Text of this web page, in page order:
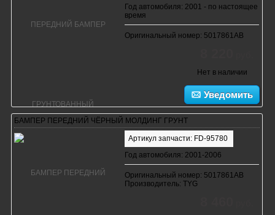
Год автомобиля: 2001 - по настоящее
время
Оригинальный номер: 5017861AB
Нет в наличии
Уведомить
БАМПЕР ПЕРЕДНИЙ ЧЁРНЫЙ МОЛДИНГ ГРУНТ
Артикул запчасти: FD-95780
Год автомобиля: 2001-2006
Оригинальный номер: 5017861AB
Производитель: TYG